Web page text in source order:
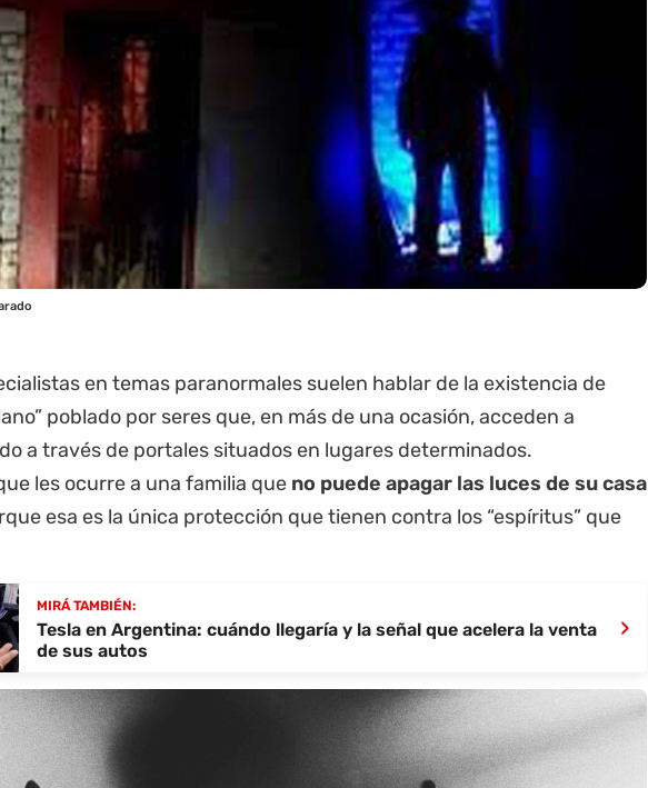
en temas paranormales suelen hablar de la existencia de
poblado por seres que, en más de una ocasión, acceden a
a través de portales situados en lugares determinados.
les ocurre a una familia que no puede apagar las luces de su casa
esa es la única protección que tienen contra los “espíritus” que
MIRÁ TAMBIÉN:
Tesla en Argentina: cuándo llegaría y la señal que acelera la venta
de sus autos
›